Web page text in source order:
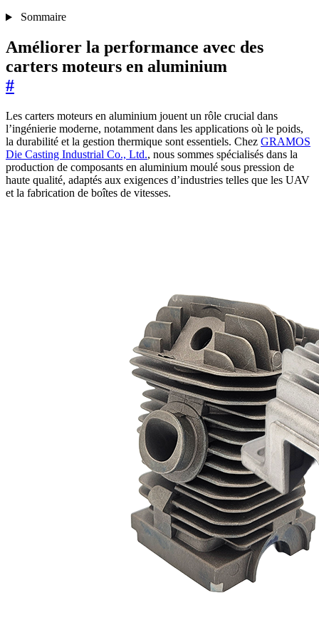
Sommaire
Améliorer la performance avec des
carters moteurs en aluminium
#
Les carters moteurs en aluminium jouent un rôle crucial dans
l’ingénierie moderne, notamment dans les applications où le poids,
la durabilité et la gestion thermique sont essentiels. Chez GRAMOS
Die Casting Industrial Co., Ltd., nous sommes spécialisés dans la
production de composants en aluminium moulé sous pression de
haute qualité, adaptés aux exigences d’industries telles que les UAV
et la fabrication de boîtes de vitesses.